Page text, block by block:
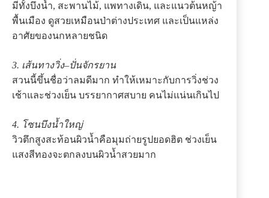
มีทั้งบึงน้ำ, สะพานไม้, แพทางเดิน, และแนวต้นหญ้า
พื้นเมือง ดูสวยเหมือนป่าต่างประเทศ และเป็นแหล่ง
อาศัยของนกหลายชนิด
3. เส้นทางวิ่ง–ปั่นจักรยาน
สวนนี้ขึ้นชื่อว่าลมดีมาก ทำให้เหมาะกับการวิ่งช่วง
เช้าและช่วงเย็น บรรยากาศสบาย คนไม่แน่นเกินไป
4. โซนบึงน้ำใหญ่
วิวตึกสูงสะท้อนผิวน้ำคือมุมถ่ายรูปยอดฮิต ช่วงเย็น
แสงสีทองจะตกลงบนผิวน้ำสวยมาก